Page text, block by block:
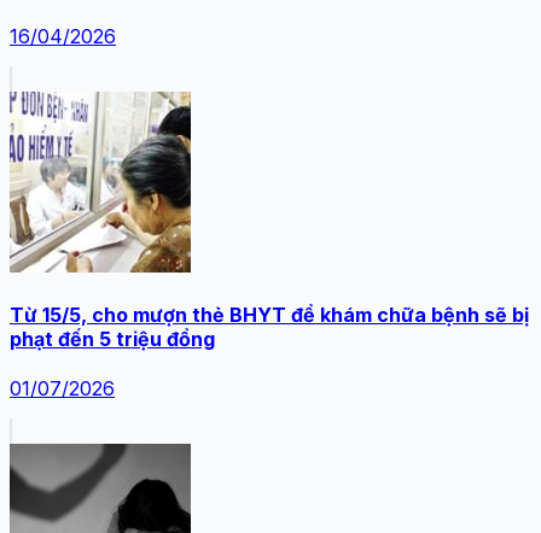
16/04/2026
Từ 15/5, cho mượn thẻ BHYT để khám chữa bệnh sẽ bị
phạt đến 5 triệu đồng
01/07/2026